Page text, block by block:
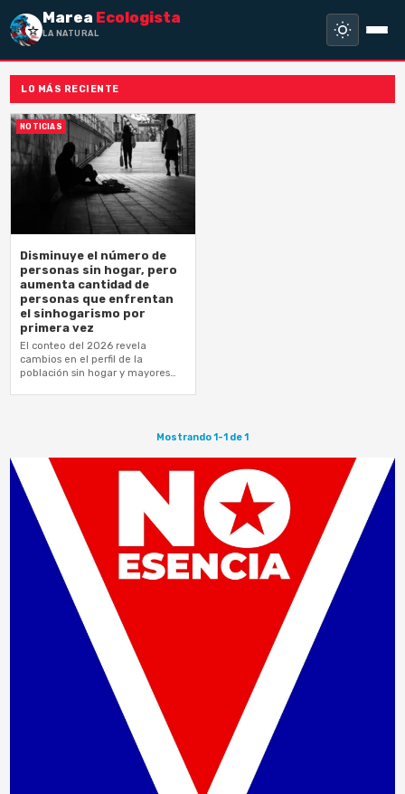
Marea Ecologista
LA NATURALEZA
LO MÁS RECIENTE
NOTICIAS
Disminuye el número de
personas sin hogar, pero
aumenta cantidad de
personas que enfrentan
el sinhogarismo por
primera vez
El conteo del 2026 revela
cambios en el perfil de la
población sin hogar y mayores
Mostrando 1-1 de 1